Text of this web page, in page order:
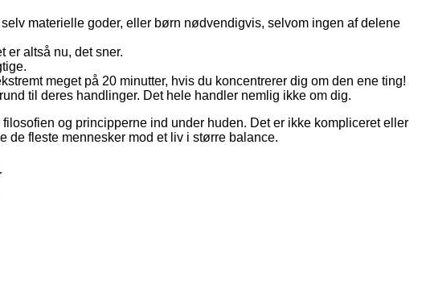
materielle goder, eller børn nødvendigvis, selvom ingen af delene
er altså nu, det sner.
meget på 20 minutter, hvis du koncentrerer dig om den ene ting!
til deres handlinger. Det hele handler nemlig ikke om dig.
og principperne ind under huden. Det er ikke kompliceret eller
fleste mennesker mod et liv i større balance.